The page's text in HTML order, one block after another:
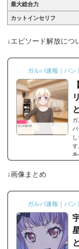
最大総合力
カットインセリフ
↓エピソード解放につ
ガルパ速報｜バン
よ
↓画像まとめ
ガルパ速報｜バン